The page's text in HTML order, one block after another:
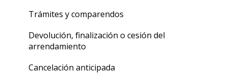
Trámites y comparendos
Devolución, finalización o cesión del
arrendamiento
Cancelación anticipada